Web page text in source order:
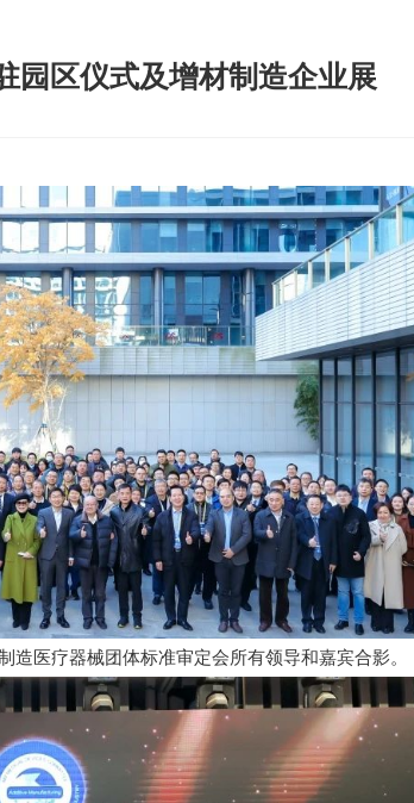
园区仪式及增材制造企业展
造医疗器械团体标准审定会所有领导和嘉宾合影。